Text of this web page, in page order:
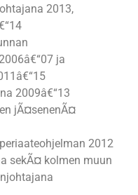
2013,
ja
2009â€“13
jÃ¤senenÃ¤
2012
sekÃ¤ kolmen muun